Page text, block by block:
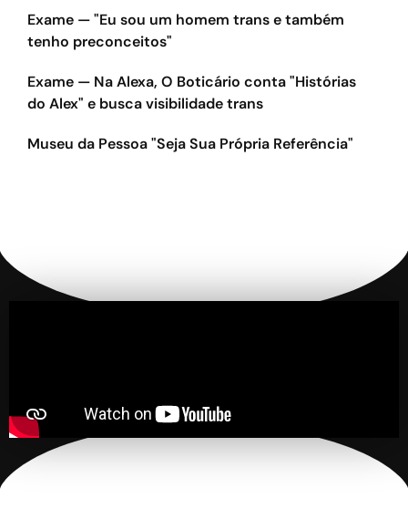
Exame — "Eu sou um homem trans e também
tenho preconceitos"
Exame — Na Alexa, O Boticário conta "Histórias
do Alex" e busca visibilidade trans
Museu da Pessoa "Seja Sua Própria Referência"